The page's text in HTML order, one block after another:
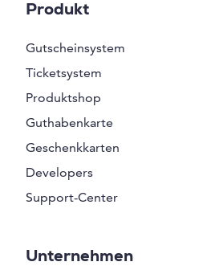
Produkt
Gutscheinsystem
Ticketsystem
Produktshop
Guthabenkarte
Geschenkkarten
Developers
Support-Center
Unternehmen